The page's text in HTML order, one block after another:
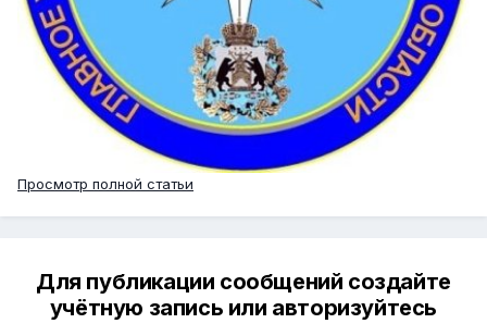
Просмотр полной статьи
Для публикации сообщений создайте
учётную запись или авторизуйтесь